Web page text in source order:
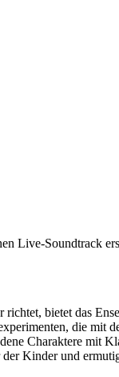
Live-Soundtrack
bietet das
die mit
Charaktere mit
Kinder und